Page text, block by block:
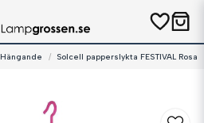
Hängande Solcell papperslykta FESTIVAL Rosa